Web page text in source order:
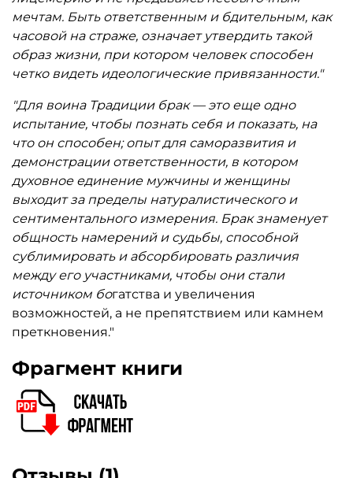
мечтам. Быть ответственным и бдительным, как
часовой на страже, означает утвердить такой
образ жизни, при котором человек способен
четко видеть идеологические привязанности."
"Для воина Традиции брак — это еще одно
испытание, чтобы познать себя и показать, на
что он способен; опыт для саморазвития и
демонстрации ответственности, в котором
духовное единение мужчины и женщины
выходит за пределы натуралистического и
сентиментального измерения. Брак знаменует
общность намерений и судьбы, способной
сублимировать и абсорбировать различия
между его участниками, чтобы они стали
источником богатства и увеличения
возможностей, а не препятствием или камнем
преткновения."
Фрагмент книги